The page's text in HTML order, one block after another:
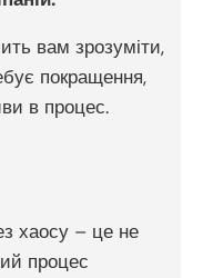
вам зрозуміти,
покращення,
в процес.
хаосу – це не
процес